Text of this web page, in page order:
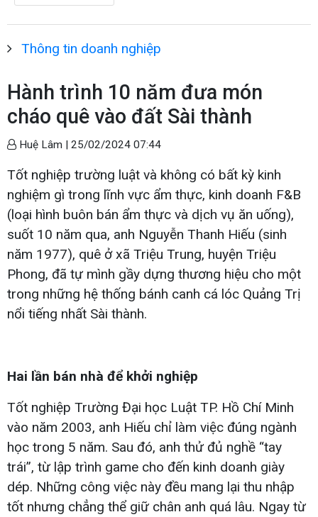
Thông tin doanh nghiệp
Hành trình 10 năm đưa món
cháo quê vào đất Sài thành
Huệ Lâm | 25/02/2024 07:44
Tốt nghiệp trường luật và không có bất kỳ kinh
nghiệm gì trong lĩnh vực ẩm thực, kinh doanh F&B
(loại hình buôn bán ẩm thực và dịch vụ ăn uống),
suốt 10 năm qua, anh Nguyễn Thanh Hiếu (sinh
năm 1977), quê ở xã Triệu Trung, huyện Triệu
Phong, đã tự mình gầy dựng thương hiệu cho một
trong những hệ thống bánh canh cá lóc Quảng Trị
nổi tiếng nhất Sài thành.
Hai lần bán nhà để khởi nghiệp
Tốt nghiệp Trường Đại học Luật TP. Hồ Chí Minh
vào năm 2003, anh Hiếu chỉ làm việc đúng ngành
học trong 5 năm. Sau đó, anh thử đủ nghề “tay
trái”, từ lập trình game cho đến kinh doanh giày
dép. Những công việc này đều mang lại thu nhập
tốt nhưng chẳng thể giữ chân anh quá lâu. Ngay từ